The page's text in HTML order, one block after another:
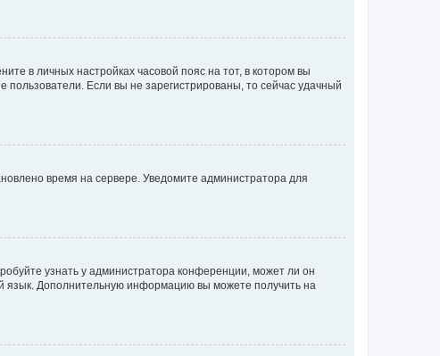
в личных настройках часовой пояс на тот, в котором вы
пользователи. Если вы не зарегистрированы, то сейчас удачный
время на сервере. Уведомите администратора для
узнать у администратора конференции, может ли он
язык. Дополнительную информацию вы можете получить на